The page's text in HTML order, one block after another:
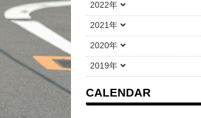
2022年
2021年
2020年
2019年
CALENDAR